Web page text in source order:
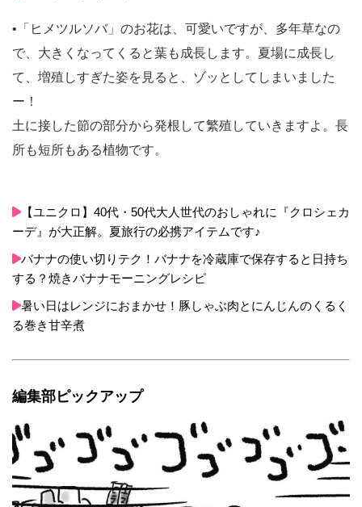
•「ヒメツルソバ」のお花は、可愛いですが、多年草なの
で、大きくなってくると葉も成長します。夏場に成長し
て、増殖しすぎた姿を見ると、ゾッとしてしまいました
ー！
土に接した節の部分から発根して繁殖していきますよ。長
所も短所もある植物です。
【ユニクロ】40代・50代大人世代のおしゃれに『クロシェカ
ーデ』が大正解。夏旅行の必携アイテムです♪
バナナの使い切りテク！バナナを冷蔵庫で保存すると日持ち
する？焼きバナナモーニングレシピ
暑い日はレンジにおまかせ！豚しゃぶ肉とにんじんのくるく
る巻き甘辛煮
編集部ピックアップ